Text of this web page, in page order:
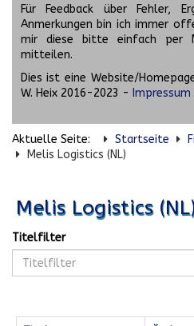
Für Feedback über Fehler,
Anmerkungen bin ich immer
mir diese bitte einfach per
mitteilen.
Dies ist eine Website/
W. Heix 2016-2023 -
Aktuelle Seite: Startseite
Melis Logistics (NL)
Melis Logistics
Titelfilter